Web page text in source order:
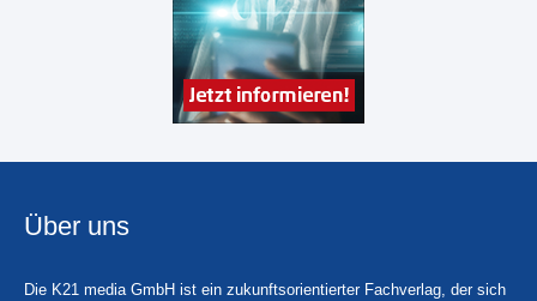
Über uns
Die K21 media GmbH ist ein zukunftsorientierter Fachverlag, der sich